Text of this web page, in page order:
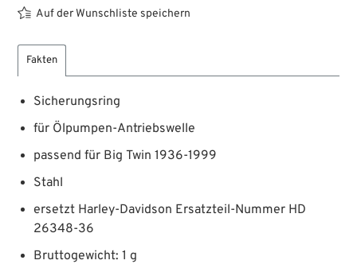
Auf der Wunschliste speichern
Fakten
Sicherungsring
für Ölpumpen-Antriebswelle
passend für Big Twin 1936-1999
Stahl
ersetzt Harley-Davidson Ersatzteil-Nummer HD
26348-36
Bruttogewicht: 1 g